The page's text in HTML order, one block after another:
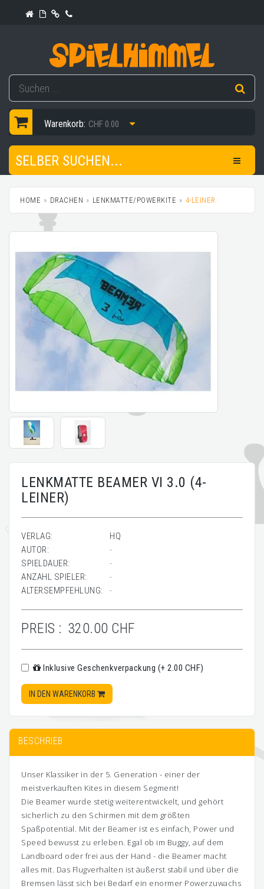
Warenkorb: CHF 0.00
SELBER SUCHEN...
HOME DRACHEN LENKMATTE/POWERKITE 4-LEINER
LENKMATTE BEAMER VI 3.0 (4-
LEINER)
VERLAG:
HQ
AUTOR:
-
SPIELDAUER:
-
ANZAHL SPIELER:
-
ALTERSEMPFEHLUNG:
-
PREIS : 320.00 CHF
Inklusive Geschenkverpackung (+ 2.00 CHF)
IN DEN WARENKORB
BESCHRIEB
Unser Klassiker in der 5. Generation - einer der
meistverkauften Kites in diesem Segment!
Die Beamer wurde stetig weiterentwickelt, und gehört
sicherlich zu den Schirmen mit dem größten
Spaßpotential. Mit der Beamer ist es einfach, Power und
Speed bewusst zu erleben. Egal ob im Buggy, auf dem
Landboard oder frei aus der Hand - die Beamer macht
alles mit. Das Flugverhalten ist äußerst stabil und über die
Bremsen lässt sich bei Bedarf ein enormer Powerzuwachs